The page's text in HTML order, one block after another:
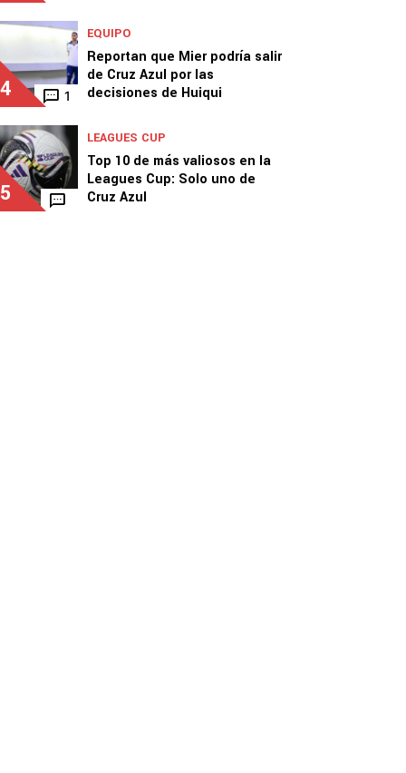
4 1
EQUIPO
Reportan que Mier podría salir
de Cruz Azul por las
decisiones de Huiqui
5
LEAGUES CUP
Top 10 de más valiosos en la
Leagues Cup: Solo uno de
Cruz Azul